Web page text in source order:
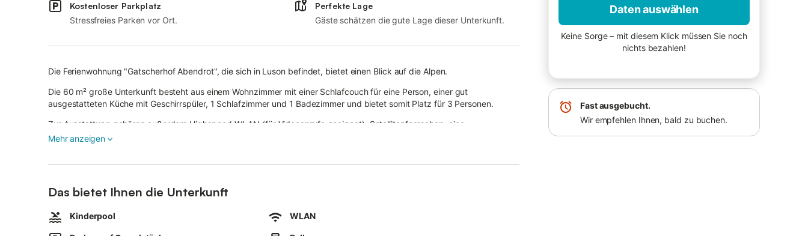
Daten auswählen
Keine Sorge – mit diesem Klick müssen Sie noch
nichts bezahlen!
Fast ausgebucht.
Wir empfehlen Ihnen, bald zu buchen.
Kostenloser Parkplatz
Stressfreies Parken vor Ort.
Perfekte Lage
Gäste schätzen die gute Lage dieser Unterkunft.
Die Ferienwohnung "Gatscherhof Abendrot", die sich in Luson befindet, bietet einen Blick auf die Alpen.
Die 60 m² große Unterkunft besteht aus einem Wohnzimmer mit einer Schlafcouch für eine Person, einer gut
ausgestatteten Küche mit Geschirrspüler, 1 Schlafzimmer und 1 Badezimmer und bietet somit Platz für 3 Personen.
Zur Ausstattung gehören außerdem Highspeed-WLAN (für Videoanrufe geeignet), Satellitenfernsehen, eine
Waschmaschine, ein Trockner sowie Kinderbücher und Spielsachen.
Trinken Sie abends ein Glas Wein auf Ihrem Balkon und genießen Sie dabei den atemberaubenden Bergblick!
Naturbadeteich, die Awuarena und die Plose.
Mehr anzeigen
Das bietet Ihnen die Unterkunft
Kinderpool WLAN